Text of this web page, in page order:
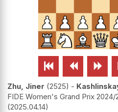
  
Zhu, Jiner 2525 -
FIDE Women's Grand Prix
2025.04.14